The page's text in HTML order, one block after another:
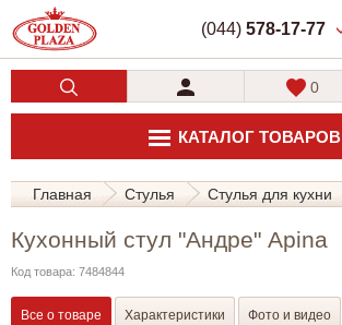
(044) 578-17-77
КАТАЛОГ ТОВАРОВ
0
Главная Стулья Стулья для кухни
Кухонный стул "Андре" Apina
Код товара: 7484844
Все о товаре Характеристики Фото и видео